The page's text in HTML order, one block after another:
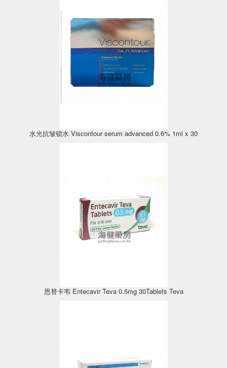
水光抗皱锁水 Viscontour serum advanced 0.6% 1ml x 30
恩替卡韦 Entecavir Teva 0.5mg 30Tablets Teva